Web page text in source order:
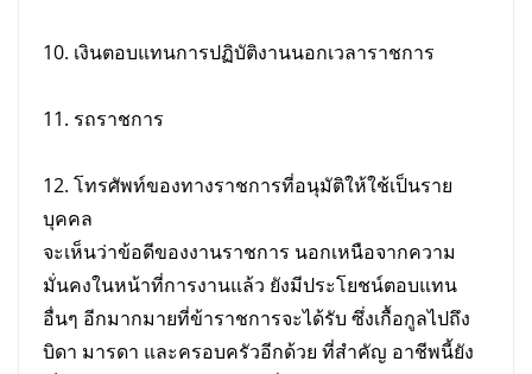
10. เงินตอบแทนการปฏิบัติงานนอกเวลาราชการ
11. รถราชการ
12. โทรศัพท์ของทางราชการที่อนุมัติให้ใช้เป็นราย
บุคคล
จะเห็นว่าข้อดีของงานราชการ นอกเหนือจากความ
มั่นคงในหน้าที่การงานแล้ว ยังมีประโยชน์ตอบแทน
อื่นๆ อีกมากมายที่ข้าราชการจะได้รับ ซึ่งเกื้อกูลไปถึง
บิดา มารดา และครอบครัวอีกด้วย ที่สำคัญ อาชีพนี้ยัง